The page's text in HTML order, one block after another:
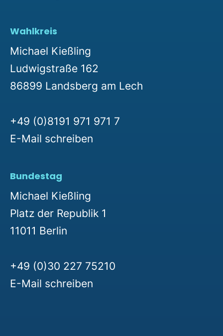
Wahlkreis
Michael Kießling
Ludwigstraße 162
86899 Landsberg am Lech
+49 (0)8191 971 971 7
E-Mail schreiben
Bundestag
Michael Kießling
Platz der Republik 1
11011 Berlin
+49 (0)30 227 75210
E-Mail schreiben